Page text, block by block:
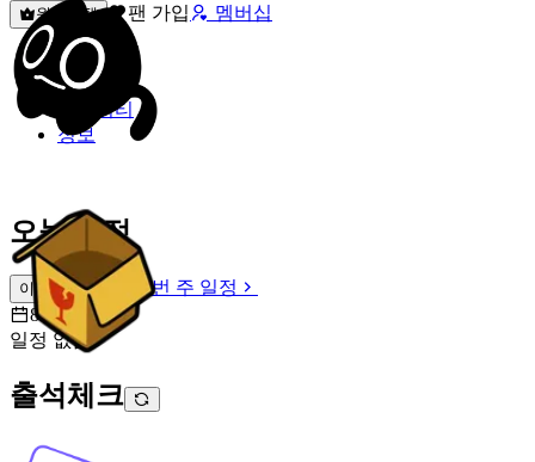
원픽선택 팬 가입 멤버십
밐타운
피드
커뮤니티
정보
오늘 일정
이번 주 일정
이번 주 일정
8월 7일 [금]
일정 없음
출석체크